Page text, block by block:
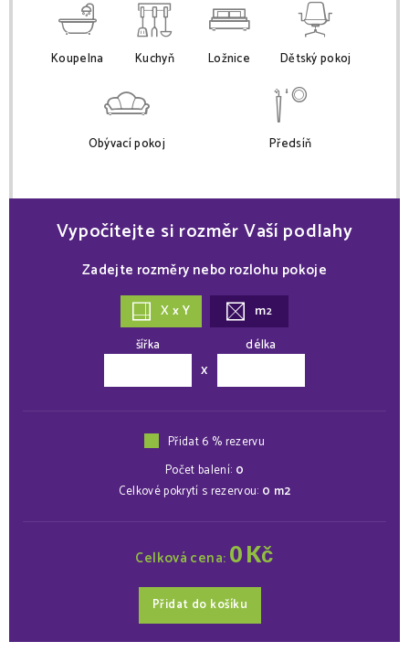
Koupelna Kuchyň Ložnice Dětský pokoj
Obývací pokoj Předsíň
Vypočítejte si rozměr Vaší podlahy
Zadejte rozměry nebo rozlohu pokoje
X x Y m2
šířka
x
délka
Přidat 6 % rezervu
Počet balení: 0
Celkové pokrytí s rezervou: 0 m2
Celková cena: 0Kč
Přidat do košíku